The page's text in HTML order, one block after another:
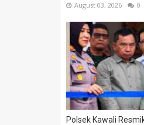
August 03, 2026 0
Polsek Kawali